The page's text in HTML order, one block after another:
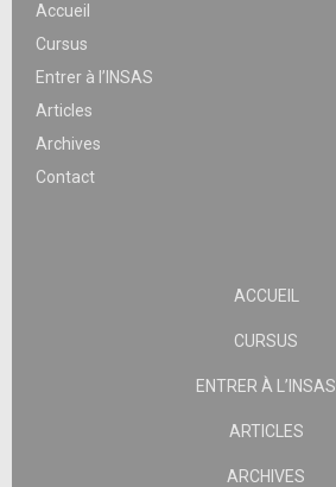
Accueil
Cursus
Entrer à l’INSAS
Articles
Archives
Contact
ACCUEIL
CURSUS
ENTRER À L’INSAS
ARTICLES
ARCHIVES